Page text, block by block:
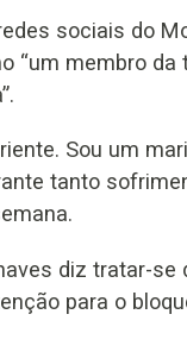
sociais do
“um membro da
Sou um
tanto
diz tratar-
para o